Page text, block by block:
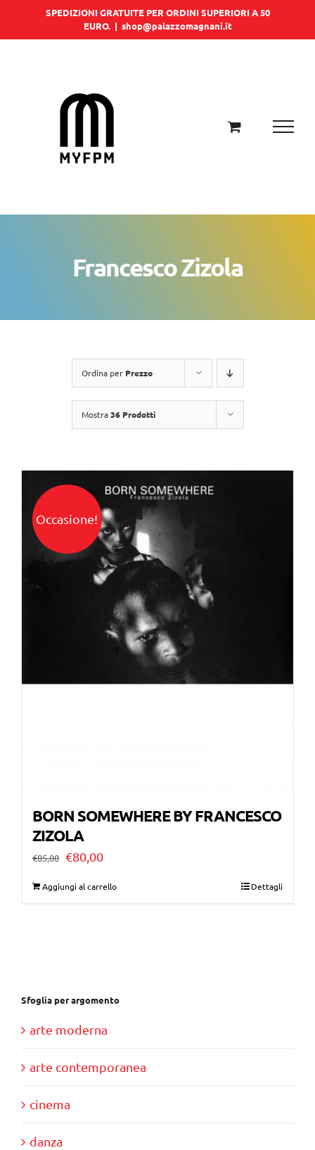
SPEDIZIONI GRATUITE PER ORDINI SUPERIORI A 50
EURO. | shop@palazzomagnani.it
Francesco Zizola
Ordina per Prezzo
Mostra36 Prodotti
Occasione!
BORN SOMEWHERE BY FRANCESCO
ZIZOLA
€85,00 Il
€80,00Il
Aggiungi al carrello Dettagli
Sfoglia per argomento
arte moderna
arte contemporanea
cinema
danza